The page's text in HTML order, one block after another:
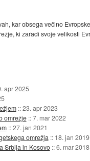
kar obsega večino
ki zaradi svoje velikosti
apr 2025
::23. apr 2023
omrežje ::7. mar 2022
::27. jan 2021
omrežja :: 18. jan 2019
Srbija in Kosovo ::6. mar 2018